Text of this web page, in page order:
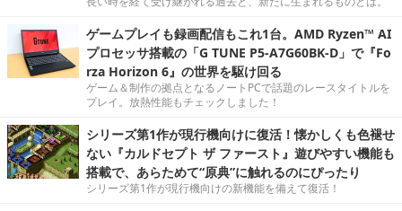
ゲームプレイも録画配信もこれ1台。AMD Ryzen™ AI
プロセッサ搭載の「G TUNE P5-A7G60BK-D」で『Fo
rza Horizon 6』の世界を駆け回る
ゲーム＆制作の拠点となるノートPCで話題のレースタイトルを
プレイ。放熱性能もチェックしました！
シリーズ第1作が現行機向けに復活！懐かしくも色褪せ
ない『カルドセプト ザ ファースト』遊びやすい機能も
搭載で、あらためて“原典”に触れるのにぴったり
シリーズ第1作が現行機向けの新機能を備えて復活！